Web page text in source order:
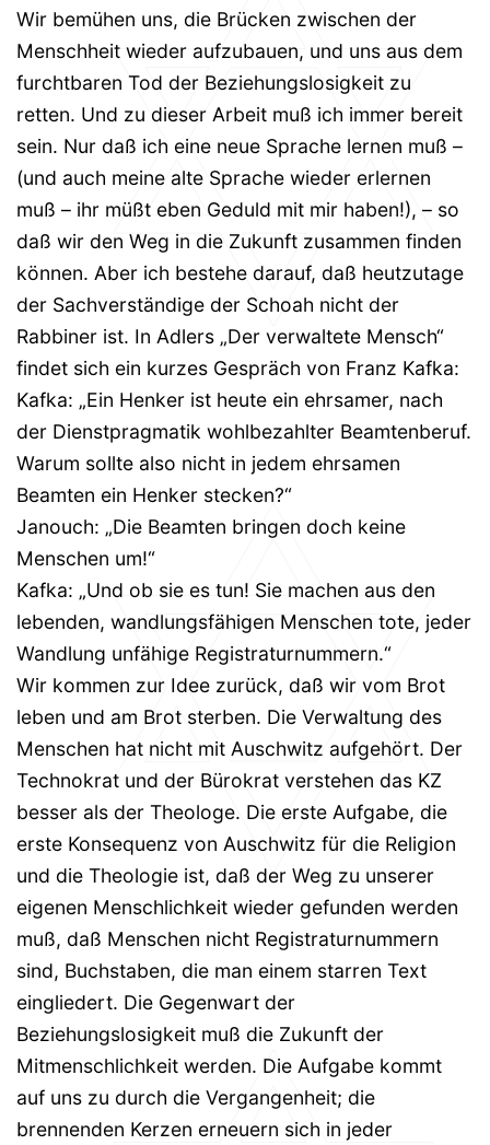
Wir bemühen uns, die Brücken zwischen der
Menschheit wieder aufzubauen, und uns aus dem
furchtbaren Tod der Beziehungslosigkeit zu
retten. Und zu dieser Arbeit muß ich immer bereit
sein. Nur daß ich eine neue Sprache lernen muß –
(und auch meine alte Sprache wieder erlernen
muß – ihr müßt eben Geduld mit mir haben!), – so
daß wir den Weg in die Zukunft zusammen finden
können. Aber ich bestehe darauf, daß heutzutage
der Sachverständige der Schoah nicht der
Rabbiner ist. In Adlers „Der verwaltete Mensch“
findet sich ein kurzes Gespräch von Franz Kafka:
Kafka: „Ein Henker ist heute ein ehrsamer, nach
der Dienstpragmatik wohlbezahlter Beamtenberuf.
Warum sollte also nicht in jedem ehrsamen
Beamten ein Henker stecken?“
Janouch: „Die Beamten bringen doch keine
Menschen um!“
Kafka: „Und ob sie es tun! Sie machen aus den
lebenden, wandlungsfähigen Menschen tote, jeder
Wandlung unfähige Registraturnummern.“
Wir kommen zur Idee zurück, daß wir vom Brot
leben und am Brot sterben. Die Verwaltung des
Menschen hat nicht mit Auschwitz aufgehört. Der
Technokrat und der Bürokrat verstehen das KZ
besser als der Theologe. Die erste Aufgabe, die
erste Konsequenz von Auschwitz für die Religion
und die Theologie ist, daß der Weg zu unserer
eigenen Menschlichkeit wieder gefunden werden
muß, daß Menschen nicht Registraturnummern
sind, Buchstaben, die man einem starren Text
eingliedert. Die Gegenwart der
Beziehungslosigkeit muß die Zukunft der
Mitmenschlichkeit werden. Die Aufgabe kommt
auf uns zu durch die Vergangenheit; die
brennenden Kerzen erneuern sich in jeder